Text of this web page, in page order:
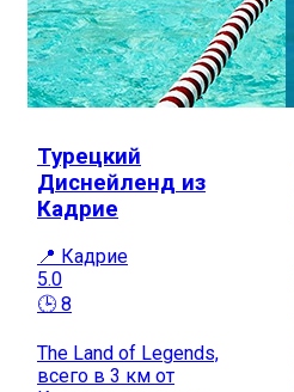
Турецкий
Диснейленд из
Кадрие
📍 Кадрие
5.0
🕒 8
The Land of Legends,
всего в 3 км от